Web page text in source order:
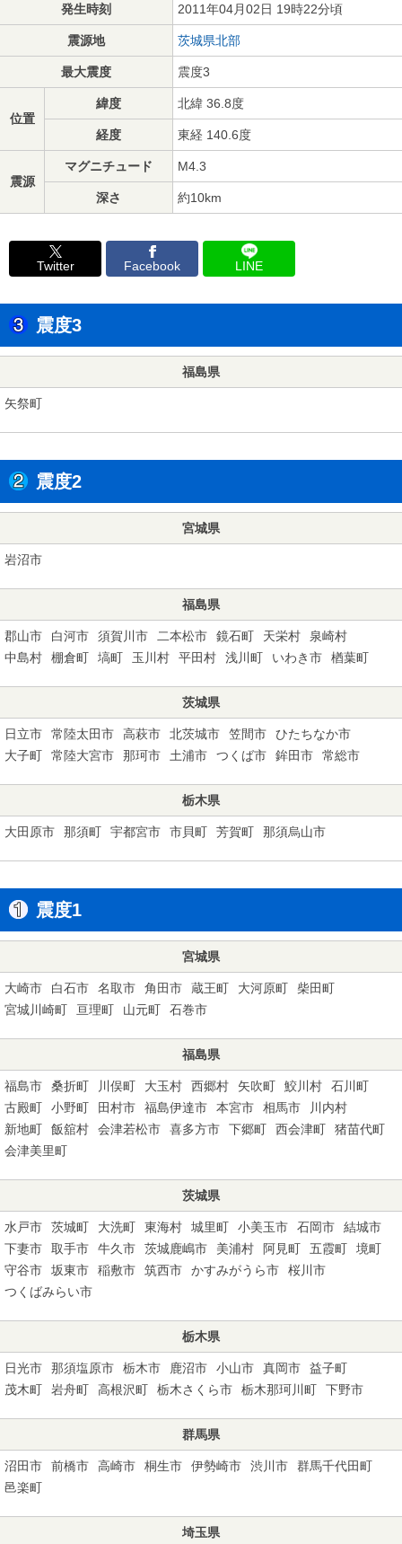
発生時刻 2011年04月02日 19時22分頃
震源地 茨城県北部
最大震度 震度3
位置
緯度 北緯 36.8度
経度 東経 140.6度
震源
マグニチュード M4.3
深さ 約10km
Twitter Facebook LINE
震度3
福島県
矢祭町
震度2
宮城県
岩沼市
福島県
郡山市 白河市 須賀川市 二本松市 鏡石町 天栄村
泉崎村
中島村
棚倉町 塙町 玉川村 平田村 浅川町 いわき市 楢葉町
茨城県
日立市 常陸太田市 高萩市 北茨城市 笠間市
ひたちなか市
大子町
常陸大宮市 那珂市 土浦市 つくば市 鉾田市 常総市
栃木県
大田原市 那須町 宇都宮市 市貝町 芳賀町 那須烏山市
震度1
宮城県
大崎市 白石市 名取市 角田市 蔵王町 大河原町
柴田町
宮城川崎町
亘理町 山元町 石巻市
福島県
福島市 桑折町 川俣町 大玉村 西郷村 矢吹町 鮫川村
石川町
古殿町
小野町 田村市 福島伊達市 本宮市 相馬市
川内村
新地町
飯舘村 会津若松市 喜多方市 下郷町 西会津町
猪苗代町
会津美里町
茨城県
水戸市 茨城町 大洗町 東海村 城里町 小美玉市 石岡市
結城市
下妻市
取手市 牛久市 茨城鹿嶋市 美浦村 阿見町 五霞町
境町
守谷市
坂東市 稲敷市 筑西市 かすみがうら市
桜川市
つくばみらい市
栃木県
日光市 那須塩原市 栃木市 鹿沼市 小山市 真岡市
益子町
茂木町
岩舟町 高根沢町 栃木さくら市 栃木那珂川町 下野市
群馬県
沼田市 前橋市 高崎市 桐生市 伊勢崎市 渋川市
群馬千代田町
邑楽町
埼玉県